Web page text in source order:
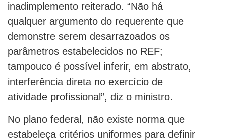
inadimplemento reiterado. “Não há
qualquer argumento do requerente que
demonstre serem desarrazoados os
parâmetros estabelecidos no REF;
tampouco é possível inferir, em abstrato,
interferência direta no exercício de
atividade profissional”, diz o ministro.
No plano federal, não existe norma que
estabeleça critérios uniformes para definir